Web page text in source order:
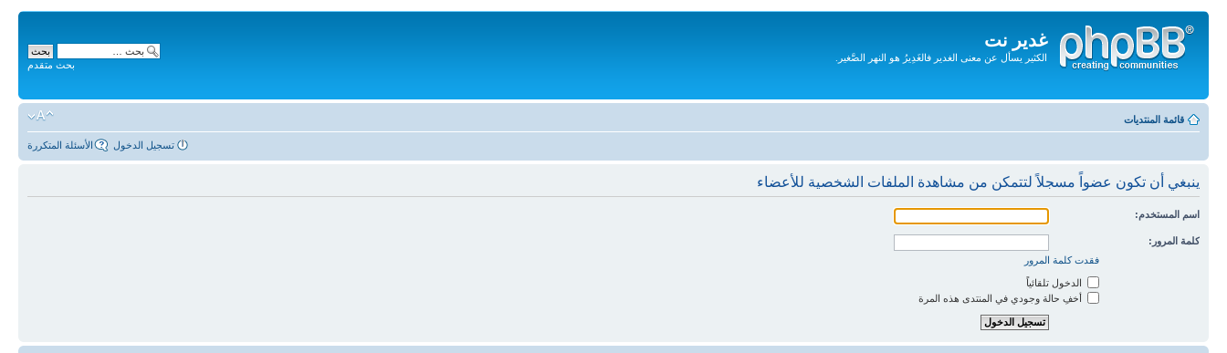
غدير نت
الكثير يسأل عن معنى الغدير فالغَدِيرُ هو النهر الصَّغير.
المحتويات
بحث متقدم
قائمة المنتديات
الأسئلة المتكررة تسجيل الدخول
ينبغي أن تكون عضواً مسجلاً لتتمكن من مشاهدة الملفات الشخصية للأعضاء
اسم المستخدم:
كلمة المرور:
فقدت كلمة المرور
الدخول تلقائياً
أخفِ حالة وجودي في المنتدى هذه المرة